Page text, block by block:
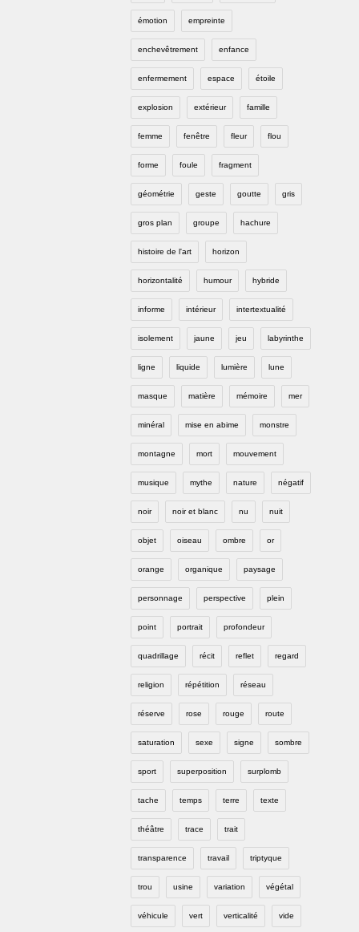
émotion empreinte
enchevêtrement enfance
enfermement espace étoile
explosion extérieur famille
femme fenêtre fleur flou
forme foule fragment
géométrie geste goutte gris
gros plan groupe hachure
histoire de l'art horizon
horizontalité humour hybride
informe intérieur intertextualité
isolement jaune jeu labyrinthe
ligne liquide lumière lune
masque matière mémoire mer
minéral mise en abime monstre
montagne mort mouvement
musique mythe nature négatif
noir noir et blanc nu nuit
objet oiseau ombre or
orange organique paysage
personnage perspective plein
point portrait profondeur
quadrillage récit reflet regard
religion répétition réseau
réserve rose rouge route
saturation sexe signe sombre
sport superposition surplomb
tache temps terre texte
théâtre trace trait
transparence travail triptyque
trou usine variation végétal
véhicule vert verticalité vide